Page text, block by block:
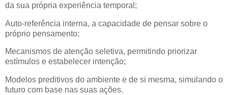
da sua própria experiência temporal;
Auto-referência interna, a capacidade de pensar sobre o
próprio pensamento;
Mecanismos de atenção seletiva, permitindo priorizar
estímulos e estabelecer intenção;
Modelos preditivos do ambiente e de si mesma, simulando o
futuro com base nas suas ações.